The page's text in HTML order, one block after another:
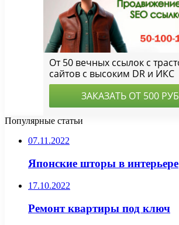
Популярные статьи
07.11.2022
Японские шторы в интерьере
17.10.2022
Ремонт квартиры под ключ